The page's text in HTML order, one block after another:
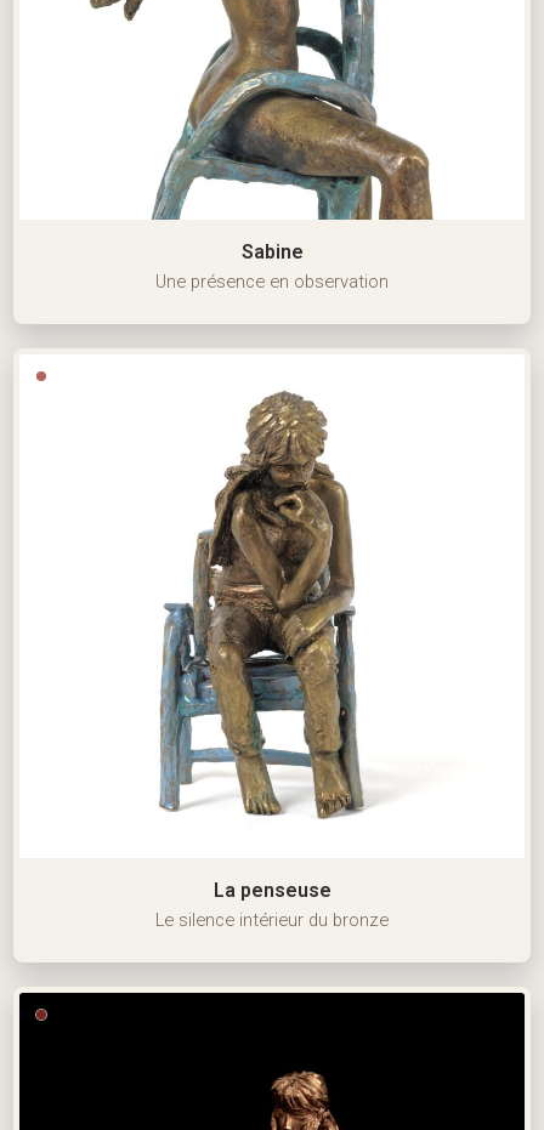
Sabine
Une présence en observation
La penseuse
Le silence intérieur du bronze